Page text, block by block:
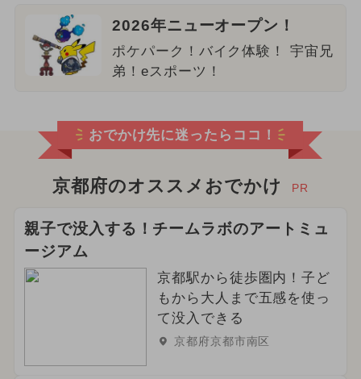
2026年ニューオープン！
ポケパーク！バイク体験！ 宇宙兄
弟！eスポーツ！
おでかけ先に迷ったらココ！
京都府のオススメおでかけ PR
親子で没入する！チームラボのアートミュ
ージアム
京都駅から徒歩圏内！子ど
もから大人まで五感を使っ
て没入できる
京都府京都市南区